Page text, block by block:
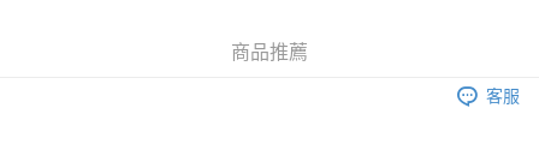
商品推薦
客服